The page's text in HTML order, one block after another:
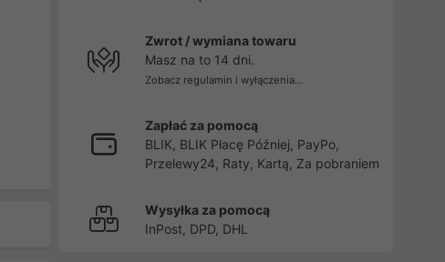
Zwrot / wymiana towaru
Masz na to 14 dni.
Zobacz regulamin i wyłączenia...
Zapłać za pomocą
BLIK, BLIK Płacę Później, PayPo,
Przelewy24, Raty, Kartą, Za pobraniem
Wysyłka za pomocą
InPost, DPD, DHL